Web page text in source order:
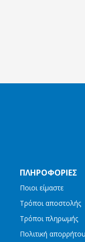
ΠΛΗΡΟΦΟΡΙΕΣ
Ποιοι είμαστε
Τρόποι αποστολής
Τρόποι πληρωμής
Πολιτική απορρήτου